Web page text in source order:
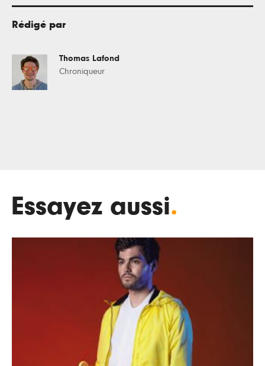
Rédigé par
Thomas Lafond
Chroniqueur
Essayez aussi.